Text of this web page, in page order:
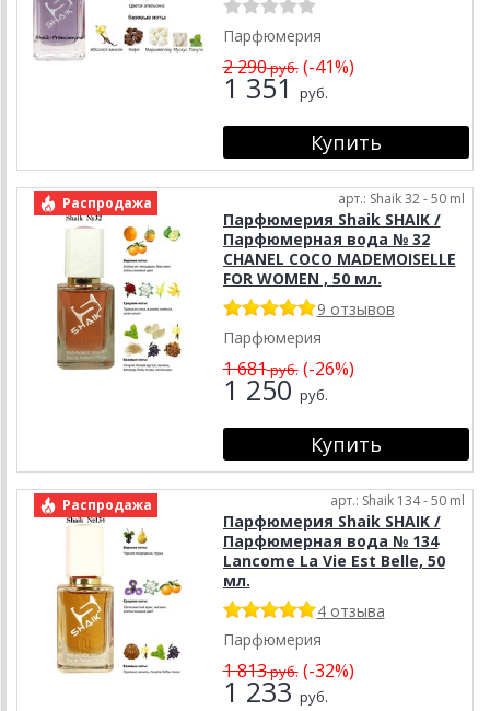
Парфюмерия
2 290руб.(-41%)
1 351 руб.
Распродажа арт.: Shaik 32 - 50 ml
Парфюмерия Shaik SHAIK /
Парфюмерная вода № 32
CHANEL COCO MADEMOISELLE
FOR WOMEN , 50 мл.
9 отзывов
Парфюмерия
1 681руб.(-26%)
1 250 руб.
Распродажа арт.: Shaik 134 - 50 ml
Парфюмерия Shaik SHAIK /
Парфюмерная вода № 134
Lancome La Vie Est Belle, 50
мл.
4 отзыва
Парфюмерия
1 813руб.(-32%)
1 233 руб.